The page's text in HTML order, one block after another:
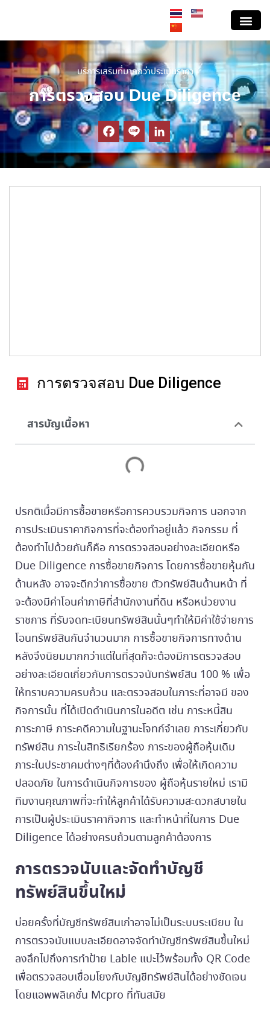
บริการเสริมที่มากกว่าประเมินราคา
การตรวจสอบ Due Diligence
การตรวจสอบ Due Diligence
สารบัญเนื้อหา
ปรกติเมื่อมีการซื้อขายหรือการควบรวมกิจการ นอกจาก
การประเมินราคากิจการที่จะต้องทำอยู่แล้ว กิจกรรม ที่
ต้องทำไปด้วยกันก็คือ การตรวจสอบอย่างละเอียดหรือ
Due Diligence การซื้อขายกิจการ โดยการซื้อขายหุ้นกัน
ด้านหลัง อาจจะดีกว่าการซื้อขาย ตัวทรัพย์สินด้านหน้า ที่
จะต้องมีค่าโอนค่าภาษีที่สำนักงานที่ดิน หรือหน่วยงาน
ราชการ ที่รับจดทะเบียนทรัพย์สินนั้นๆทำให้มีค่าใช้จ่ายการ
โอนทรัพย์สินกันจำนวนมาก การซื้อขายกิจการทางด้าน
หลังจึงนิยมมากกว่าแต่ในที่สุดก็จะต้องมีการตรวจสอบ
อย่างละเอียดเกี่ยวกับการตรวจนับทรัพย์สิน 100 % เพื่อ
ให้ทราบความครบถ้วน และตรวจสอบในภาระที่อาจมี ของ
กิจการนั้น ที่ได้เปิดดำเนินการในอดีต เช่น ภาระหนี้สิน
ภาระภาษี ภาระคดีความในฐานะโจทก์จำเลย ภาระเกี่ยวกับ
ทรัพย์สิน ภาระในสิทธิเรียกร้อง ภาระของผู้ถือหุ้นเดิม
ภาระในประชาคมต่างๆที่ต้องคำนึงถึง เพื่อให้เกิดความ
ปลอดภัย ในการดำเนินกิจการของ ผู้ถือหุ้นรายใหม่ เรามี
ทีมงานคุณภาพที่จะทำให้ลูกค้าได้รับความสะดวกสบายใน
การเป็นผู้ประเมินราคากิจการ และทำหน้าที่ในการ Due
Diligence ได้อย่างครบถ้วนตามลูกค้าต้องการ
การตรวจนับและจัดทำบัญชี
ทรัพย์สินขึ้นใหม่
บ่อยครั้งที่บัญชีทรัพย์สินเก่าอาจไม่เป็นระบบระเบียบ ใน
การตรวจนับแบบละเอียดอาจจัดทำบัญชีทรัพย์สินขึ้นใหม่
ลงลึกไปถึงการทำป้าย Lable แปะไว้พร้อมทั้ง QR Code
เพื่อตรวจสอบเชื่อมโยงกับบัญชีทรัพย์สินได้อย่างชัดเจน
โดยแอพพลิเคชั่น Mcpro ที่ทันสมัย